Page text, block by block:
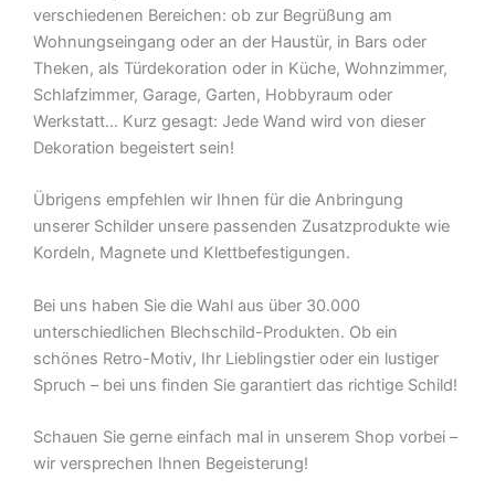
verschiedenen Bereichen: ob zur Begrüßung am
Wohnungseingang oder an der Haustür, in Bars oder
Theken, als Türdekoration oder in Küche, Wohnzimmer,
Schlafzimmer, Garage, Garten, Hobbyraum oder
Werkstatt… Kurz gesagt: Jede Wand wird von dieser
Dekoration begeistert sein!
Übrigens empfehlen wir Ihnen für die Anbringung
unserer Schilder unsere passenden Zusatzprodukte wie
Kordeln, Magnete und Klettbefestigungen.
Bei uns haben Sie die Wahl aus über 30.000
unterschiedlichen Blechschild-Produkten. Ob ein
schönes Retro-Motiv, Ihr Lieblingstier oder ein lustiger
Spruch – bei uns finden Sie garantiert das richtige Schild!
Schauen Sie gerne einfach mal in unserem Shop vorbei –
wir versprechen Ihnen Begeisterung!